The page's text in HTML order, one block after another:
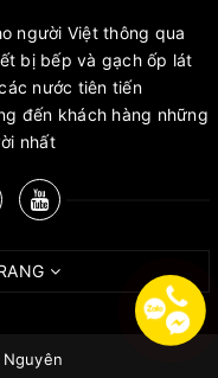
người Việt thông qua
bị bếp và gạch ốp lát
nước tiên tiến
đến khách hàng những
nhất